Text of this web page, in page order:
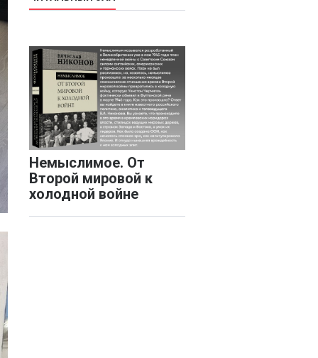
Немыслимое. От
Второй мировой к
холодной войне